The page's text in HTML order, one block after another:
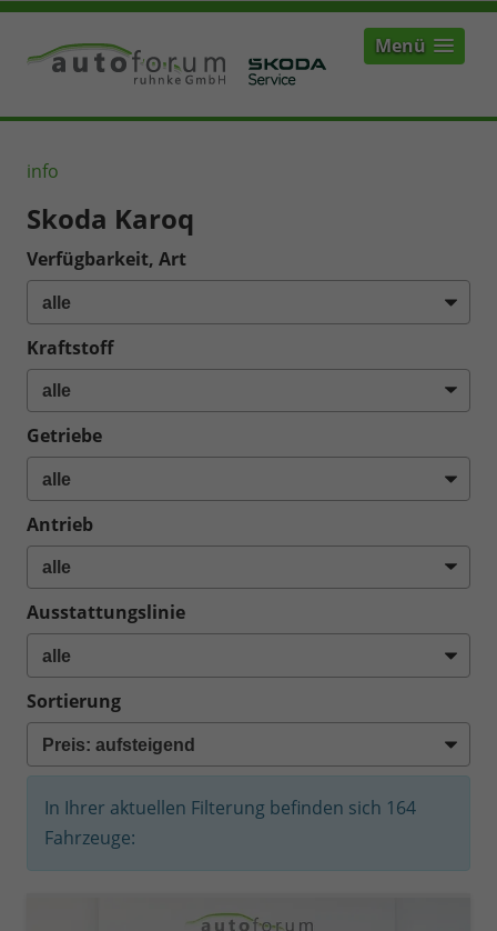
Menü
info
Skoda Karoq
Verfügbarkeit, Art
Kraftstoff
Getriebe
Antrieb
Ausstattungslinie
Sortierung
In Ihrer aktuellen Filterung befinden sich 164
Fahrzeuge: